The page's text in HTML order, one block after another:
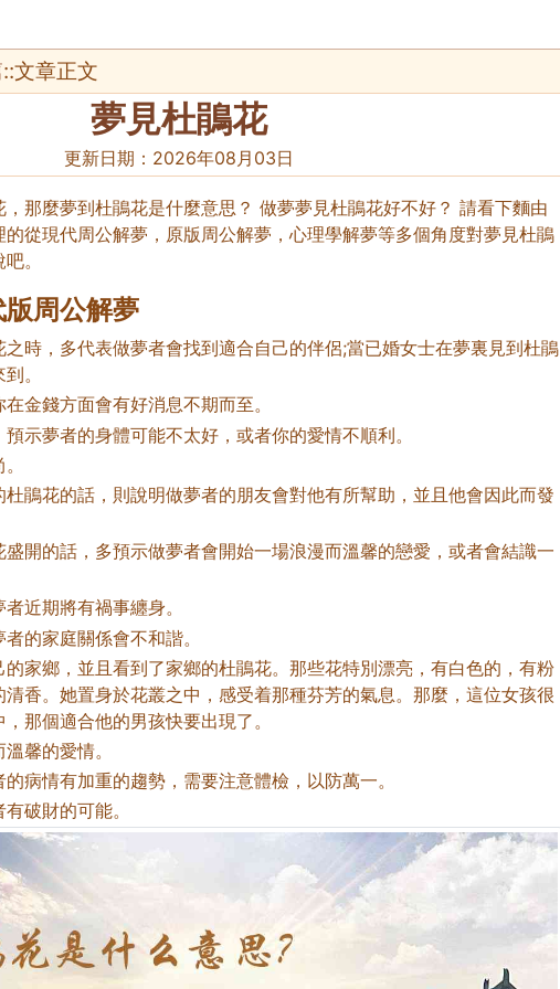
::文章正文
夢見杜鵑花
更新日期： 2026年08月03日
那麼夢到杜鵑花是什麼意思？ 做夢夢見杜鵑花好不好？ 請看下麵由
的從現代周公解夢，原版周公解夢，心理學解夢等多個角度對夢見杜鵑
。
周公解夢
時，多代表做夢者會找到適合自己的伴侶;當已婚女士在夢裏見到杜鵑
。
金錢方面會有好消息不期而至。
示夢者的身體可能不太好，或者你的愛情不順利。
鵑花的話，則說明做夢者的朋友會對他有所幫助，並且他會因此而發
開的話，多預示做夢者會開始一場浪漫而溫馨的戀愛，或者會結識一
近期將有禍事纏身。
的家庭關係會不和諧。
家鄉，並且看到了家鄉的杜鵑花。那些花特別漂亮，有白色的，有粉
香。她置身於花叢之中，感受着那種芬芳的氣息。那麼，這位女孩很
那個適合他的男孩快要出現了。
馨的愛情。
病情有加重的趨勢，需要注意體檢，以防萬一。
破財的可能。